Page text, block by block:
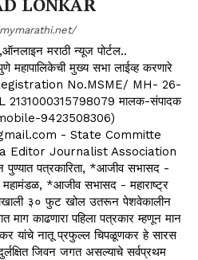
मराठी न्यूज पोर्टल..
मुख्य सभा लाईव्ह करणारे
No.MSME/ MH- 26-
2131000315798079 मालक-संपादक
9423508306)
- State Committe
Editor Journalist Association
पत्रकारिता, *आजीव सभासद -
महामंडळ, *आजीव सभासद - महाराष्ट्र
३० फुट खोल उतरून पेशवेकालीन
माग काढणारा पहिला पत्रकार म्हणून मान
यांचे नातू प्रफुल्ल चिपळूणकर हे सारस
जिवन जगत असल्याचे सर्वप्रथम